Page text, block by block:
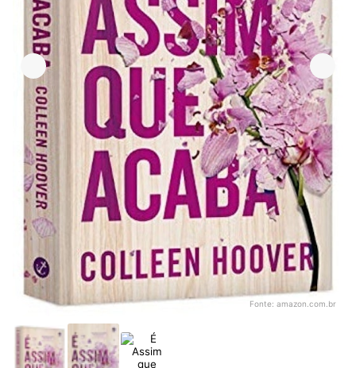
Fonte: amazon.com.br